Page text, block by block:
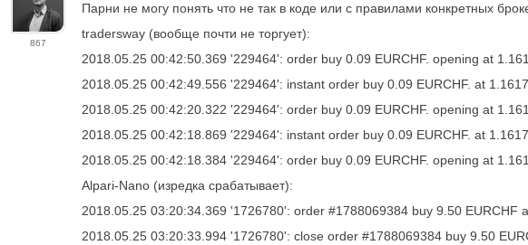
867
Парни не могу понять что не так в коде или с правилами конкретных
tradersway (вообще почти не торгует):
2018.05.25 00:42:50.369 '229464': order buy 0.09 EURCHF. opening at
2018.05.25 00:42:49.556 '229464': instant order buy 0.09 EURCHF. at
2018.05.25 00:42:20.322 '229464': order buy 0.09 EURCHF. opening at
2018.05.25 00:42:18.869 '229464': instant order buy 0.09 EURCHF. at
2018.05.25 00:42:18.384 '229464': order buy 0.09 EURCHF. opening at
Alpari-Nano (изредка срабатывает):
2018.05.25 03:20:34.369 '1726780': order #1788069384 buy 9.50 EURCHF
2018.05.25 03:20:33.994 '1726780': close order #1788069384 buy 9.50